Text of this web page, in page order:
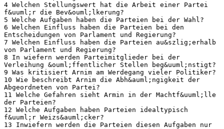
4 Welchen Stellungswert hat die Arbeit einer Partei
f&uuml;r die Bev&ouml;lkerung?
5 Welche Aufgaben haben die Parteien bei der Wahl?
6 Welchen Einfluss haben die Parteien bei den
Entscheidungen von Parlament und Regierung?
7 Welchen Einfluss haben die Parteien au&szlig;erhalb
von Parlament und Regierung?
8 In wiefern werden Parteimitglieder bei der
Verleihung &ouml;ffentlicher Stellen beg&uuml;nstigt?
9 Was kritisiert Arnim am Werdegang vieler Politiker?
10 Wie beschreibt Arnim die Abh&auml;ngigkeit der
Abgeordneten von Partei?
11 Welche Gefahren sieht Armin in der Machtf&uuml;lle
der Parteien?
12 Welche Aufgaben haben Parteien idealtypisch
f&uuml;r Weizs&auml;cker?
13 Inwiefern werden die Parteien diesen Aufgaben nur